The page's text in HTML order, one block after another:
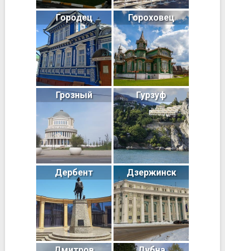
Городец Гороховец
Грозный Гурзуф
Дербент Дзержинск